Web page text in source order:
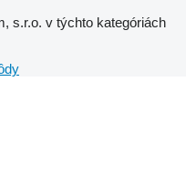
s.r.o. v týchto kategóriách